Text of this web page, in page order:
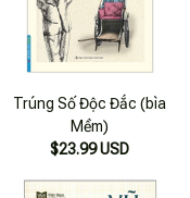
Trúng Số Độc Đắc (bìa
Mềm)
$23.99 USD